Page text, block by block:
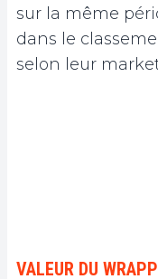
sur la même
dans le
selon leur
VALEUR DU